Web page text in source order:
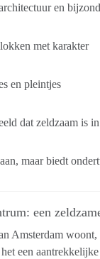
en
met karakter
en pleintjes
dat zeldzaam is
maar biedt
een
Amsterdam
een